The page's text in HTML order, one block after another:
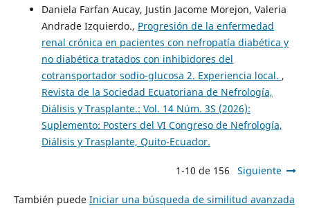
Daniela Farfan Aucay, Justin Jacome Morejon, Valeria
Andrade Izquierdo., Progresión de la enfermedad
renal crónica en pacientes con nefropatía diabética y
no diabética tratados con inhibidores del
cotransportador sodio-glucosa 2. Experiencia local. ,
Revista de la Sociedad Ecuatoriana de Nefrología,
Diálisis y Trasplante.: Vol. 14 Núm. 3S (2026):
Suplemento: Posters del VI Congreso de Nefrología,
Diálisis y Trasplante, Quito-Ecuador.
1-10 de 156 Siguiente
También puede Iniciar una búsqueda de similitud avanzada